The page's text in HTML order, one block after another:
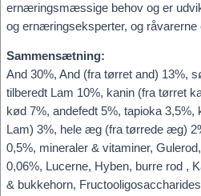
ernæringsmæssige behov og er
og ernæringseksperter, og råvarerne
Sammensætning:
And 30%, And (fra tørret and) 13%,
tilberedt Lam 10%, kanin (fra tørret
kød 7%, andefedt 5%, tapioka
Lam) 3%, hele æg (fra tørrede æg)
0,5%, mineraler & vitaminer,
0,06%, Lucerne, Hyben, burre rod ,
& bukkehorn,